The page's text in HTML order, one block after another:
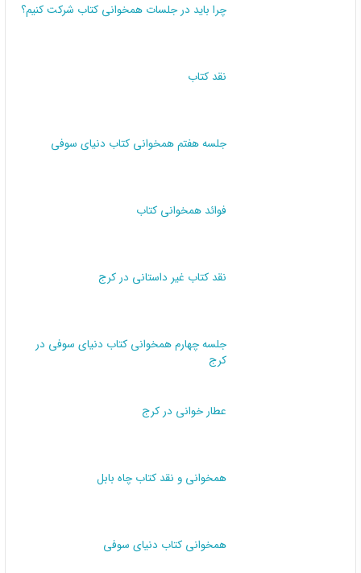
چرا باید در جلسات همخوانی کتاب شرکت کنیم؟
نقد کتاب
جلسه هفتم همخوانی کتاب دنیای سوفی
فوائد همخوانی کتاب
نقد کتاب غیر داستانی در کرج
جلسه چهارم همخوانی کتاب دنیای سوفی در
کرج
عطار خوانی در کرج
همخوانی و نقد کتاب چاه بابل
همخوانی کتاب دنیای سوفی